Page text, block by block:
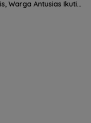
Warga Antusias Ikuti